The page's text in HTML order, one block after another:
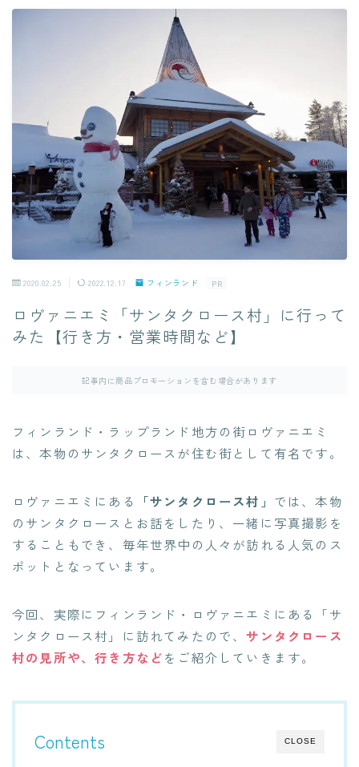
2020.02.25 2022.12.17 フィンランド PR
ロヴァニエミ「サンタクロース村」に行って
みた【行き方・営業時間など】
記事内に商品プロモーションを含む場合があります
フィンランド・ラップランド地方の街ロヴァニエミ
は、本物のサンタクロースが住む街として有名です。
ロヴァニエミにある 「サンタクロース村」 では、本物
のサンタクロースとお話をしたり、一緒に写真撮影を
することもでき、毎年世界中の人々が訪れる人気のス
ポットとなっています。
今回、実際にフィンランド・ロヴァニエミにある「サ
ンタクロース村」に訪れてみたので、サンタクロース
村の見所や、行き方などをご紹介していきます。
CLOSE
Contents